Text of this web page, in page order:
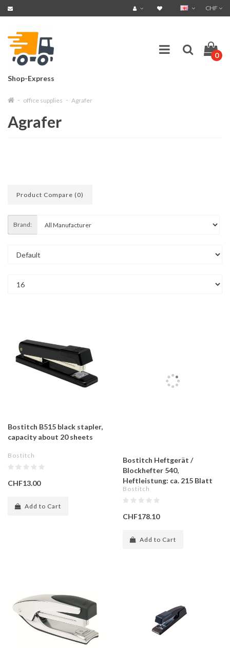
CHF
Shop-Express
0
office supplies Agrafer
Agrafer
Product Compare (0)
Brand:
Bostitch B515 black stapler,
capacity about 20 sheets
Bostitch
CHF13.00
Add to Cart
Bostitch Heftgerät /
Blockhefter 540,
Heftleistung: ca. 215 Blatt
Bostitch
CHF178.10
Add to Cart